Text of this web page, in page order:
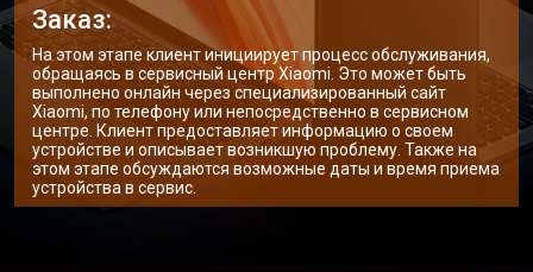
Замена микрофона
Замена оперативной памяти от 1100 ₽ Заказать
Прошивка BIOS ноутбука Xiaomi от 1500 ₽ Заказать
Замена северного моста от 3500 ₽ Заказать
Заказ:
На этом этапе клиент инициирует процесс обслуживания,
обращаясь в сервисный центр Xiaomi. Это может быть
выполнено онлайн через специализированный сайт
Xiaomi, по телефону или непосредственно в сервисном
центре. Клиент предоставляет информацию о своем
устройстве и описывает возникшую проблему. Также на
этом этапе обсуждаются возможные даты и время приема
устройства в сервис.